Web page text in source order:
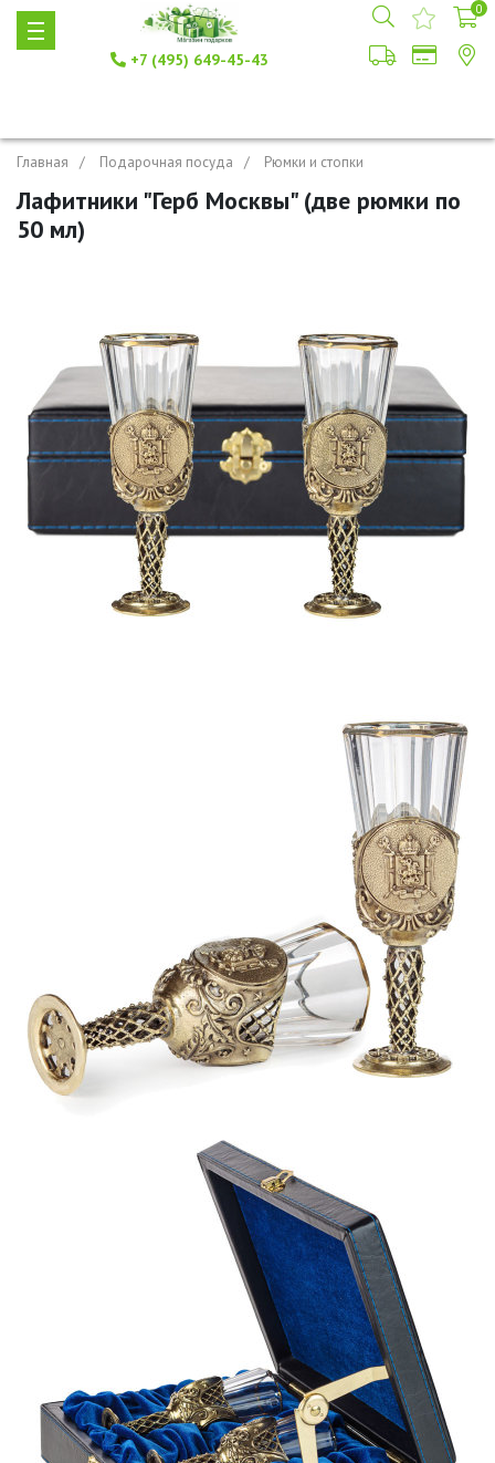
+7 (495) 649-45-43
0
Главная Подарочная посуда Рюмки и стопки
Лафитники "Герб Москвы" (две рюмки по
50 мл)